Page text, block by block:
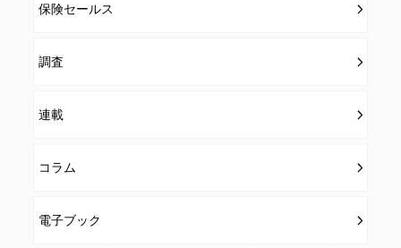
保険セールス
調査
連載
コラム
電子ブック